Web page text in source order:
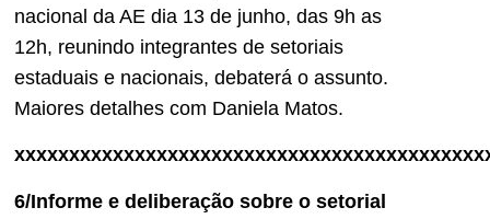
nacional da AE dia 13 de junho, das 9h as
12h, reunindo integrantes de setoriais
estaduais e nacionais, debaterá o assunto.
Maiores detalhes com Daniela Matos.
6/Informe e deliberação sobre o setorial